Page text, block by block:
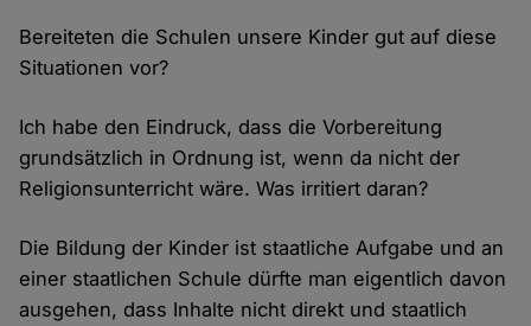
Bereiteten die Schulen unsere Kinder gut auf diese
Situationen vor?
Ich habe den Eindruck, dass die Vorbereitung
grundsätzlich in Ordnung ist, wenn da nicht der
Religionsunterricht wäre. Was irritiert daran?
Die Bildung der Kinder ist staatliche Aufgabe und an
einer staatlichen Schule dürfte man eigentlich davon
ausgehen, dass Inhalte nicht direkt und staatlich